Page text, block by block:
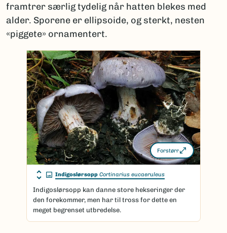
framtrer særlig tydelig når hatten blekes med
alder. Sporene er ellipsoide, og sterkt, nesten
«piggete» ornamentert.
Forstørr
Indigoslørsopp Cortinarius eucaeruleus
Indigoslørsopp kan danne store hekseringer der
den forekommer, men har til tross for dette en
meget begrenset utbredelse.